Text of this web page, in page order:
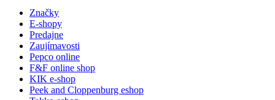
Značky
E-shopy
Predajne
Zaujímavosti
Pepco online
F&F online shop
KIK e-shop
Peek and Cloppenburg eshop